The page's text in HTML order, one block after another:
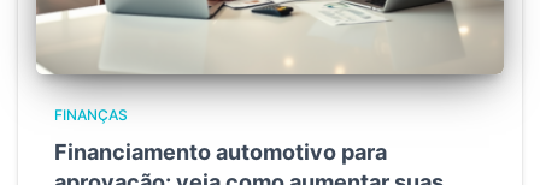
FINANÇAS
Financiamento automotivo para